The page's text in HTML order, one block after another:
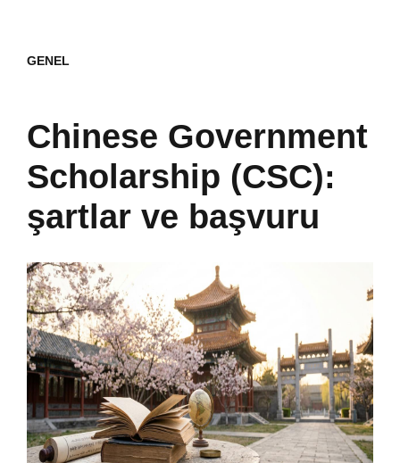
GENEL
Chinese Government
Scholarship (CSC):
şartlar ve başvuru